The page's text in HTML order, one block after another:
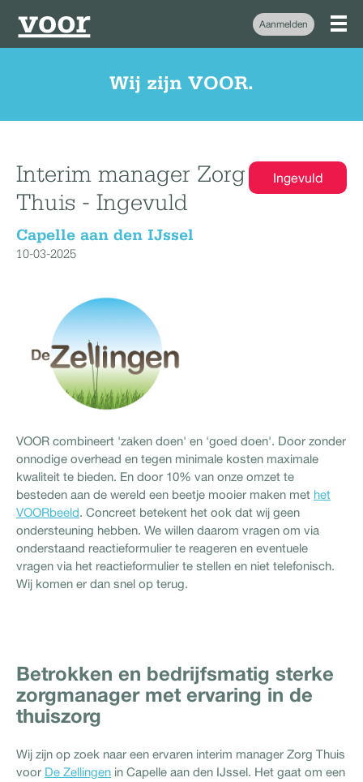
Aanmelden
Wij zijn VOOR.
Ingevuld
Interim manager Zorg
Thuis - Ingevuld
Capelle aan den IJssel
10-03-2025
VOOR combineert 'zaken doen' en 'goed doen'. Door zonder
onnodige overhead en tegen minimale kosten maximale
kwaliteit te bieden. En door 10% van onze omzet te
besteden aan de wereld een beetje mooier maken met het
VOORbeeld. Concreet betekent het ook dat wij geen
ondersteuning hebben. We willen daarom vragen om via
onderstaand reactieformulier te reageren en eventuele
vragen via het reactieformulier te stellen en niet telefonisch.
Wij komen er dan snel op terug.
Betrokken en bedrijfsmatig sterke
zorgmanager met ervaring in de
thuiszorg
Wij zijn op zoek naar een ervaren interim manager Zorg Thuis
voor De Zellingen in Capelle aan den IJssel. Het gaat om een